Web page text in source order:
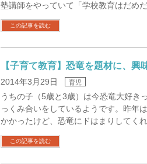
塾講師をやっていて「学校教育はだめ
この記事を読む
【子育て教育】恐竜を題材に、興
2014年3月29日 育児
うちの子（5歳と3歳）は今恐竜大好き
っくみ合いをしているようです。昨年
かかったけど、恐竜にドはまりしてく
この記事を読む